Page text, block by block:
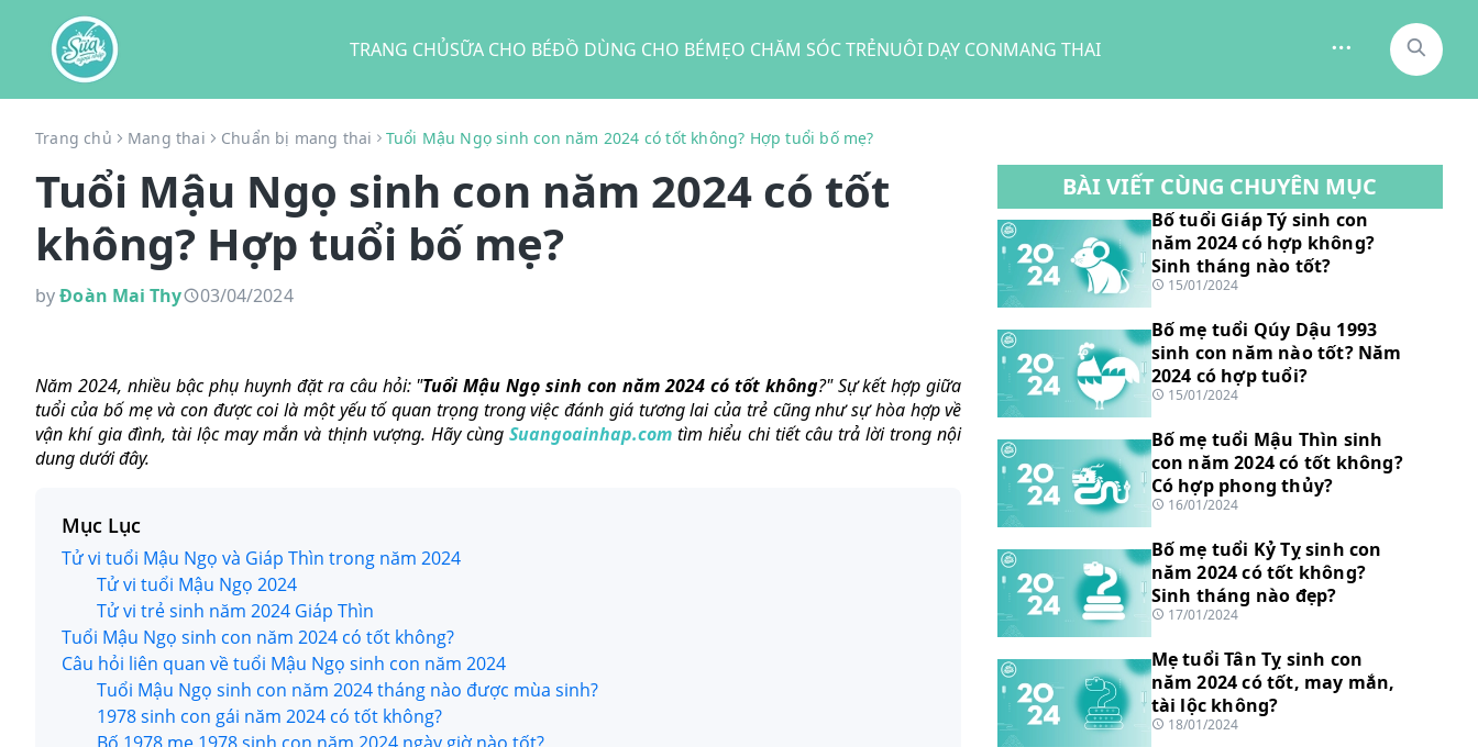
TRANG CHỦSỮA CHO BÉĐỒ DÙNG CHO BÉMẸO CHĂM SÓC TRẺNUÔI DẠY CONMANG THAI
Trang chủ Mang thai Chuẩn bị mang thai Tuổi Mậu Ngọ sinh con năm 2024 có tốt không? Hợp tuổi bố mẹ?
Tuổi Mậu Ngọ sinh con năm 2024 có tốt
không? Hợp tuổi bố mẹ?
byĐoàn Mai Thy 03/04/2024
Năm 2024, nhiều bậc phụ huynh đặt ra câu hỏi: "Tuổi Mậu Ngọ sinh con năm 2024 có tốt không?" Sự kết hợp giữa
tuổi của bố mẹ và con được coi là một yếu tố quan trọng trong việc đánh giá tương lai của trẻ cũng như sự hòa hợp về
vận khí gia đình, tài lộc may mắn và thịnh vượng. Hãy cùngSuangoainhap.com tìm hiểu chi tiết câu trả lời trong nội
dung dưới đây.
Mục Lục
Tử vi tuổi Mậu Ngọ và Giáp Thìn trong năm 2024
Tử vi tuổi Mậu Ngọ 2024
Tử vi trẻ sinh năm 2024 Giáp Thìn
Tuổi Mậu Ngọ sinh con năm 2024 có tốt không?
Câu hỏi liên quan về tuổi Mậu Ngọ sinh con năm 2024
Tuổi Mậu Ngọ sinh con năm 2024 tháng nào được mùa sinh?
1978 sinh con gái năm 2024 có tốt không?
BÀI VIẾT CÙNG CHUYÊN MỤC
Bố tuổi Giáp Tý sinh con
năm 2024 có hợp không?
Sinh tháng nào tốt?
15/01/2024
Bố mẹ tuổi Qúy Dậu 1993
sinh con năm nào tốt? Năm
2024 có hợp tuổi?
15/01/2024
Bố mẹ tuổi Mậu Thìn sinh
con năm 2024 có tốt không?
Có hợp phong thủy?
16/01/2024
Bố mẹ tuổi Kỷ Tỵ sinh con
năm 2024 có tốt không?
Sinh tháng nào đẹp?
17/01/2024
Mẹ tuổi Tân Tỵ sinh con
năm 2024 có tốt, may mắn,
tài lộc không?
18/01/2024